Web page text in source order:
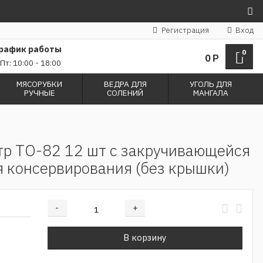
Регистрация Вход
работы
10:00 - 18:00
0
0 Р
МЯСОРУБКИ
РУЧНЫЕ
ВЕДРА ДЛЯ
СОЛЕНИЙ
УГОЛЬ ДЛЯ
МАНГАЛА
ТО-82 12 шт с закручивающейся
(без крышки)
- +
Добавляется...
В корзину
Добавлен